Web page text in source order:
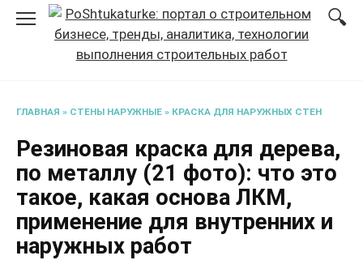
Перейти
содержанию
ГЛАВНАЯ » СТЕНЫ НАРУЖНЫЕ » КРАСКА ДЛЯ НАРУЖНЫХ СТЕН
Резиновая краска для дерева,
по металлу (21 фото): что это
такое, какая основа ЛКМ,
применение для внутренних и
наружных работ